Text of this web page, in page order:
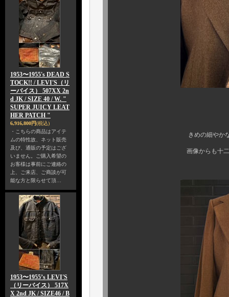
1953〜1955's DEAD S
TOCK!! / LEVI'S（リ
ーバイス） 507XX 2n
d JK / SIZE 40 / W. "
SUPER JUICY LEAT
HER PATCH "
6,916,800円(税込)
・こちらの商品はアイテ
ムの特性故、ネット販売
及び、通販の予定はござ
いません。ご購入希望の
お客様は事前にご連絡の
上、ご来店、ご商談が可
能な方と限らせて頂…
1953〜1955’s LEVI'S
（リーバイス） 517X
X 2nd JK / SIZE46 / B
きめの細やかなウールの
画像からも十二分にお分